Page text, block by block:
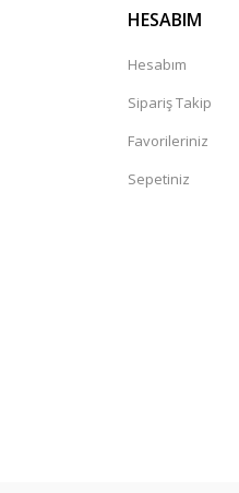
HESABIM
Hesabım
Sipariş Takip
Favorileriniz
Sepetiniz